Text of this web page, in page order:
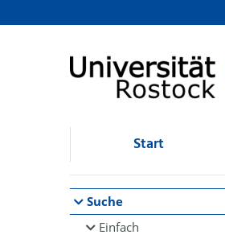
Browsen
direkt zum Inhalt
Start
Suche
Einfach